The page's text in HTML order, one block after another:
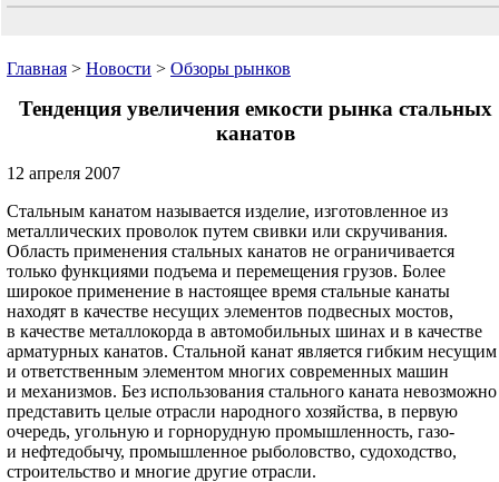
Главная > Новости > Обзоры рынков
Тенденция увеличения емкости рынка стальных
канатов
12 апреля 2007
Стальным канатом называется изделие, изготовленное из
металлических проволок путем свивки или скручивания.
Область применения стальных канатов не ограничивается
только функциями подъема и перемещения грузов. Более
широкое применение в настоящее время стальные канаты
находят в качестве несущих элементов подвесных мостов,
в качестве металлокорда в автомобильных шинах и в качестве
арматурных канатов. Стальной канат является гибким несущим
и ответственным элементом многих современных машин
и механизмов. Без использования стального каната невозможно
представить целые отрасли народного хозяйства, в первую
очередь, угольную и горнорудную промышленность, газо-
и нефтедобычу, промышленное рыболовство, судоходство,
строительство и многие другие отрасли.